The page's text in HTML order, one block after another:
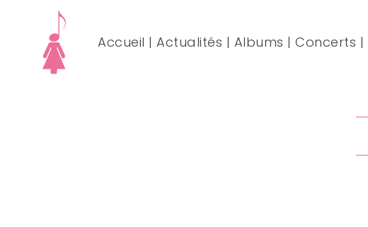
Accueil | Actualités | Albums | Concerts |